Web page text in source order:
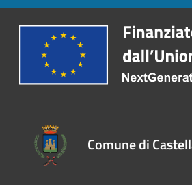
Comune di